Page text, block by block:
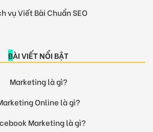
vụ Viết Bài Chuẩn SEO
BÀI VIẾT NỔI BẬT
Marketing là gì?
Online là gì?
Marketing là gì?